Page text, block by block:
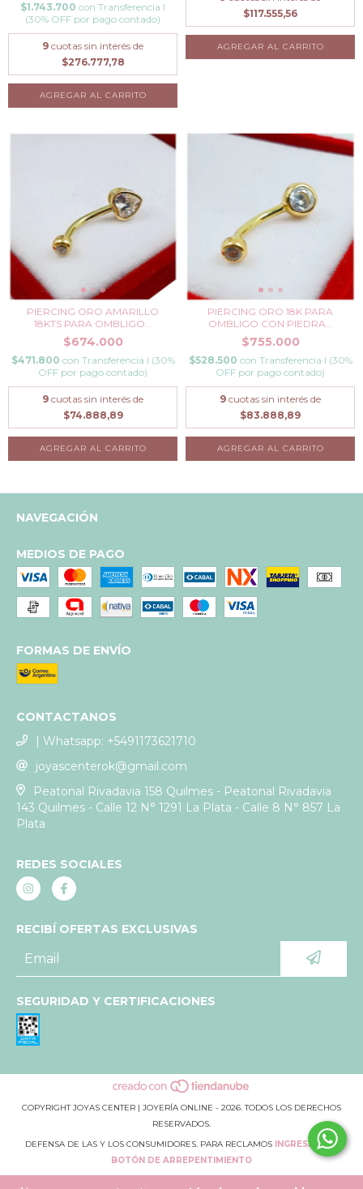
$1.743.700 con Transferencia I
(30% OFF por pago contado)
9 cuotas sin interés de
$276.777,78
AGREGAR AL CARRITO
$117.555,56
AGREGAR AL CARRITO
PIERCING ORO AMARILLO
18KTS PARA OMBLIGO...
$674.000
$471.800 con Transferencia I (30%
OFF por pago contado)
9 cuotas sin interés de
$74.888,89
PIERCING ORO 18K PARA
OMBLIGO CON PIEDRA...
$755.000
$528.500 con Transferencia I (30%
OFF por pago contado)
9 cuotas sin interés de
$83.888,89
NAVEGACIÓN
MEDIOS DE PAGO
FORMAS DE ENVÍO
CONTACTANOS
| Whatsapp: +5491173621710
joyascenterok@gmail.com
Peatonal Rivadavia 158 Quilmes - Peatonal Rivadavia
143 Quilmes - Calle 12 N° 1291 La Plata - Calle 8 N° 857 La
Plata
REDES SOCIALES
RECIBÍ OFERTAS EXCLUSIVAS
SEGURIDAD Y CERTIFICACIONES
COPYRIGHT JOYAS CENTER | JOYERÍA ONLINE - 2026. TODOS LOS DERECHOS
RESERVADOS.
DEFENSA DE LAS Y LOS CONSUMIDORES. PARA RECLAMOS INGRESÁ ACÁ.
BOTÓN DE ARREPENTIMIENTO